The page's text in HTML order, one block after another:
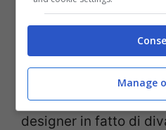
velluto, materiale
In definitiva, per
tendenze del 2025
designer in fatto di
Manage